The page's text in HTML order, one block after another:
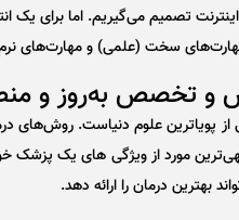
تصمیم می‌گیریم. اما برای یک
سخت (علمی) و مهارت‌های
پویاترین علوم دنیاست. روش‌های
مورد از ویژگی های یک
بهترین درمان را ارائه دهد.